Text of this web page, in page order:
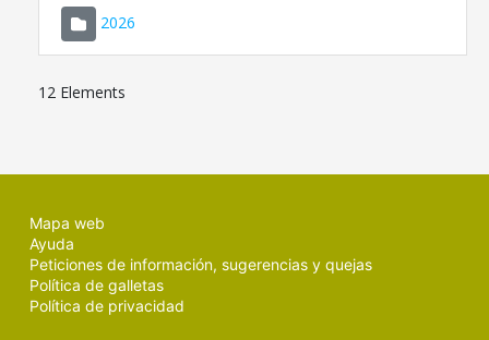
2026
12 Elements
Mapa web
Ayuda
Peticiones de información, sugerencias y quejas
Política de galletas
Política de privacidad